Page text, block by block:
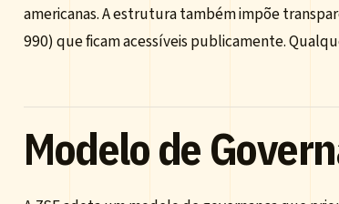
americanas. A estrutura também impõe
990) que ficam acessíveis publicamente.
Modelo de